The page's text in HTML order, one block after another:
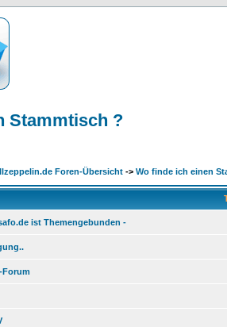
Stammtisch ?
Foren-Übersicht -> Wo finde ich einen
ist Themengebunden -
Forum